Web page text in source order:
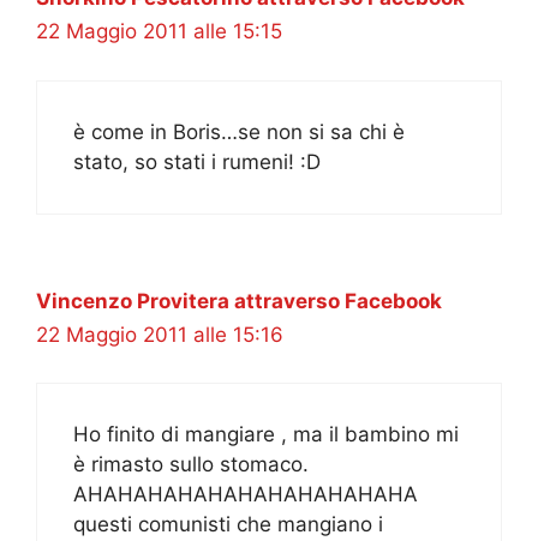
22 Maggio 2011 alle 15:15
è come in Boris…se non si sa chi è
stato, so stati i rumeni! :D
Vincenzo Provitera attraverso Facebook
22 Maggio 2011 alle 15:16
Ho finito di mangiare , ma il bambino mi
è rimasto sullo stomaco.
AHAHAHAHAHAHAHAHAHAHAHA
questi comunisti che mangiano i